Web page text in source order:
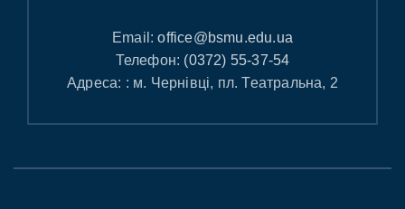
Email:office@bsmu.edu.ua
Телефон: (0372) 55-37-54
Адреса: : м. Чернівці, пл. Театральна, 2